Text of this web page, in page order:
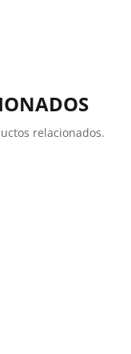
relacionados.